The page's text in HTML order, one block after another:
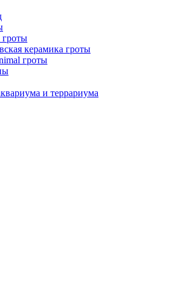
гроты
керамика гроты
гроты
и террариума